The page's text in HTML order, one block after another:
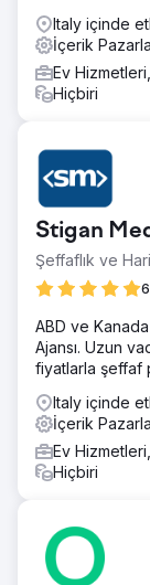
Italy içinde
İçerik
Ev
Hiçbiri
Stigan
Şeffaflık ve
ABD ve
Ajansı. Uzun
fiyatlarla şeffaf
Italy içinde
İçerik
Ev
Hiçbiri